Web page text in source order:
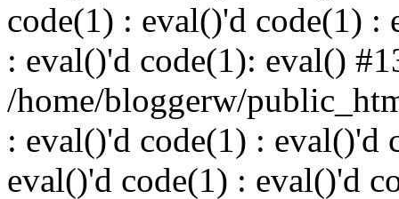
code(1) : eval()'d code(1) :
: eval()'d code(1): eval()
/home/bloggerw/
: eval()'d code(1) : eval()'d
eval()'d code(1) : eval()'d